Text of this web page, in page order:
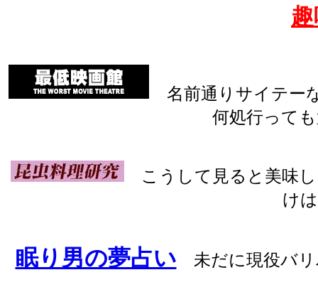
名前通りサイテー
何処行って
こうして見ると美味
け
眠り男の夢占い 未だに現役バリ